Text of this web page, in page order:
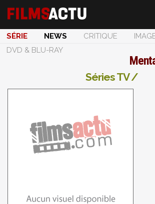
SÉRIE NEWS CRITIQUE
DVD & BLU-RAY
Séries TV /